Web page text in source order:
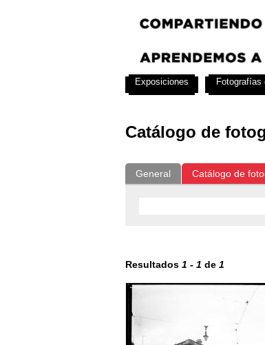
Catálogo de
General Catálogo de
Resultados 1 - 1 de 1
Exposiciones Fotografías